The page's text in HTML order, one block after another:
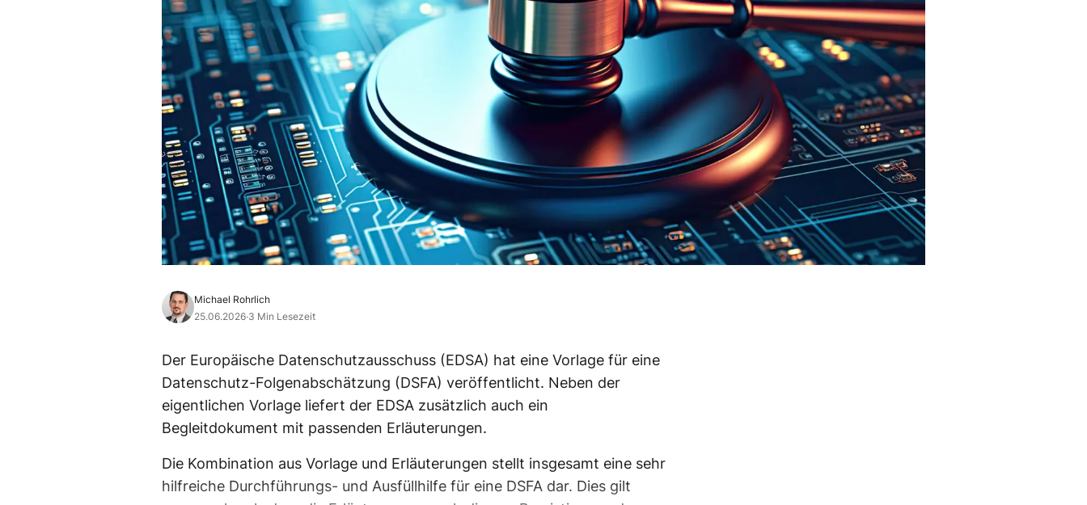
Michael Rohrlich
25.06.2026·3 Min Lesezeit
Der Europäische Datenschutzausschuss (EDSA) hat eine Vorlage für eine
Datenschutz-Folgenabschätzung (DSFA) veröffentlicht. Neben der
eigentlichen Vorlage liefert der EDSA zusätzlich auch ein
Begleitdokument mit passenden Erläuterungen.
Die Kombination aus Vorlage und Erläuterungen stellt insgesamt eine sehr
hilfreiche Durchführungs- und Ausfüllhilfe für eine DSFA dar. Dies gilt